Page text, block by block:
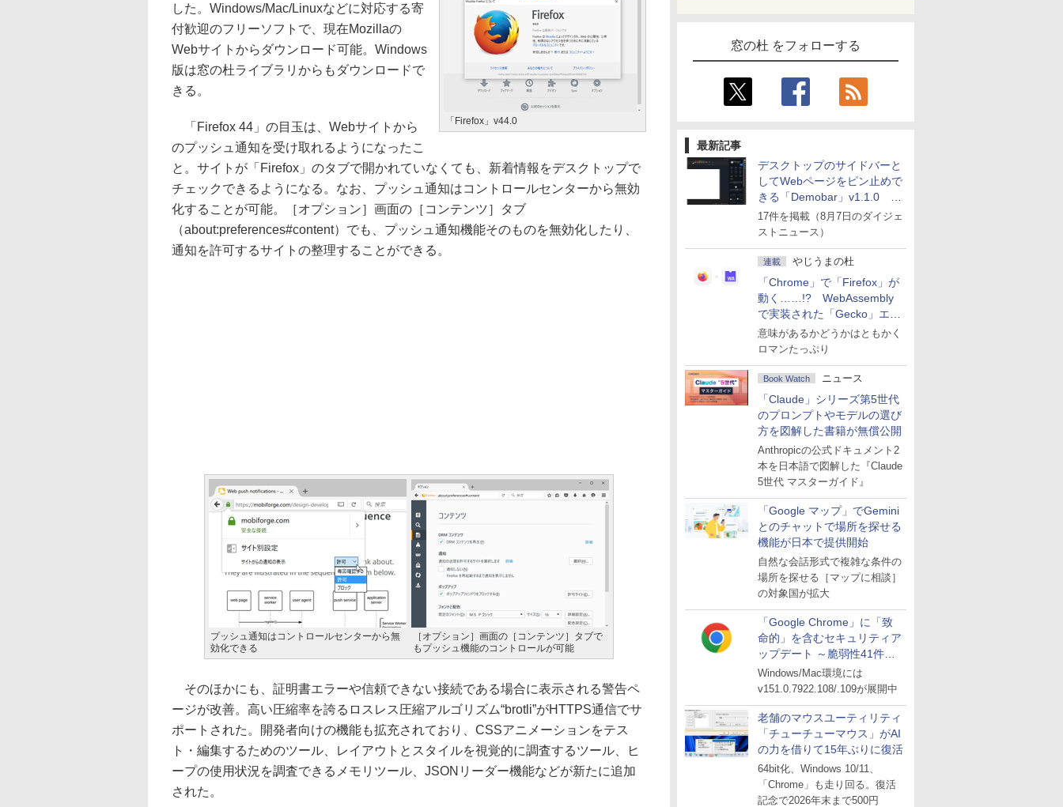
窓の杜 をフォローする
最新記事
デスクトップのサイドバーと
してWebページをピン止めで
きる「Demobar」v1.1.0 ほ
か
17件を掲載（8月7日のダイジェ
ストニュース）
連載 やじうまの杜
「Chrome」で「Firefox」が
動く……!? WebAssembly
で実装された「Gecko」エン
ジン
意味があるかどうかはともかく
ロマンたっぷり
Book Watch ニュース
「Claude」シリーズ第5世代
のプロンプトやモデルの選び
方を図解した書籍が無償公開
Anthropicの公式ドキュメント2
本を日本語で図解した『Claude
5世代 マスターガイド』
「Google マップ」でGemini
とのチャットで場所を探せる
機能が日本で提供開始
自然な会話形式で複雑な条件の
場所を探せる［マップに相談］
の対象国が拡大
「Google Chrome」に「致
命的」を含むセキュリティア
ップデート ～脆弱性41件に
対処
Windows/Mac環境には
v151.0.7922.108/.109が展開中
老舗のマウスユーティリティ
「チューチューマウス」がAI
の力を借りて15年ぶりに復活
64bit化、Windows 10/11、
「Chrome」も走り回る。復活
記念で2026年末まで500円
「Firefox」v44.0
した。Windows/Mac/Linuxなどに対応する寄
付歓迎のフリーソフトで、現在Mozillaの
Webサイトからダウンロード可能。Windows
版は窓の杜ライブラリからもダウンロードで
きる。
「Firefox 44」の目玉は、Webサイトから
のプッシュ通知を受け取れるようになったこ
と。サイトが「Firefox」のタブで開かれていなくても、新着情報をデスクトップで
チェックできるようになる。なお、プッシュ通知はコントロールセンターから無効
化することが可能。［オプション］画面の［コンテンツ］タブ
（about:preferences#content）でも、プッシュ通知機能そのものを無効化したり、
通知を許可するサイトの整理することができる。
プッシュ通知はコントロールセンターから無
効化できる
［オプション］画面の［コンテンツ］タブで
もプッシュ機能のコントロールが可能
そのほかにも、証明書エラーや信頼できない接続である場合に表示される警告ペ
ージが改善。高い圧縮率を誇るロスレス圧縮アルゴリズム“brotli”がHTTPS通信でサ
ポートされた。開発者向けの機能も拡充されており、CSSアニメーションをテス
ト・編集するためのツール、レイアウトとスタイルを視覚的に調査するツール、ヒ
ープの使用状況を調査できるメモリツール、JSONリーダー機能などが新たに追加
された。